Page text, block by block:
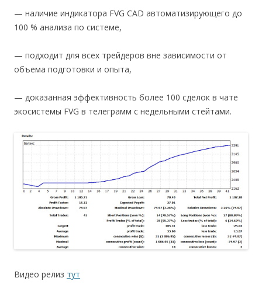
— наличие индикатора FVG CAD автоматизирующего до
100 % анализа по системе,
— подходит для всех трейдеров вне зависимости от
объема подготовки и опыта,
— доказанная эффективность более 100 сделок в чате
экосистемы FVG в телеграмм с недельными стейтами.
Видео релиз тут